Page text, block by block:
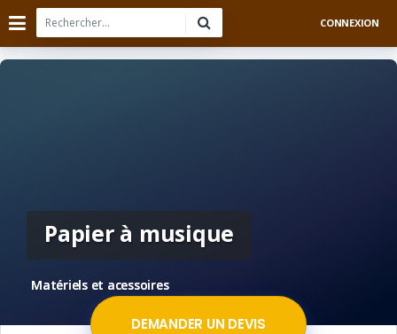
CONNEXION
Papier à musique
Matériels et acessoires
DEMANDER UN DEVIS